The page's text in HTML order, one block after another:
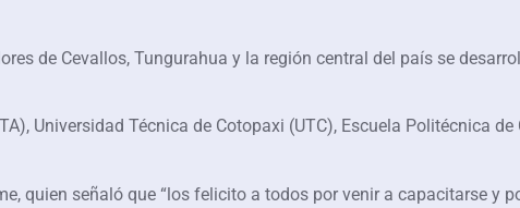
de Cevallos, Tungurahua y la región central del país se
Universidad Técnica de Cotopaxi (UTC), Escuela Politécnica de
quien señaló que “los felicito a todos por venir a capacitarse y